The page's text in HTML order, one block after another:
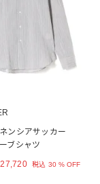
ンシアサッカー
ブシャツ
27,720 税込 30 % OFF